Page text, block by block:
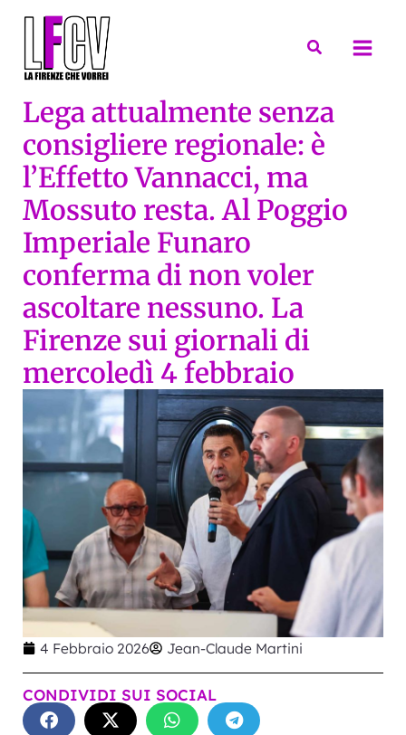
Cerca
Lega attualmente senza
consigliere regionale: è
l’Effetto Vannacci, ma
Mossuto resta. Al Poggio
Imperiale Funaro
conferma di non voler
ascoltare nessuno. La
Firenze sui giornali di
mercoledì 4 febbraio
4 Febbraio 2026 Jean-Claude Martini
CONDIVIDI SUI SOCIAL